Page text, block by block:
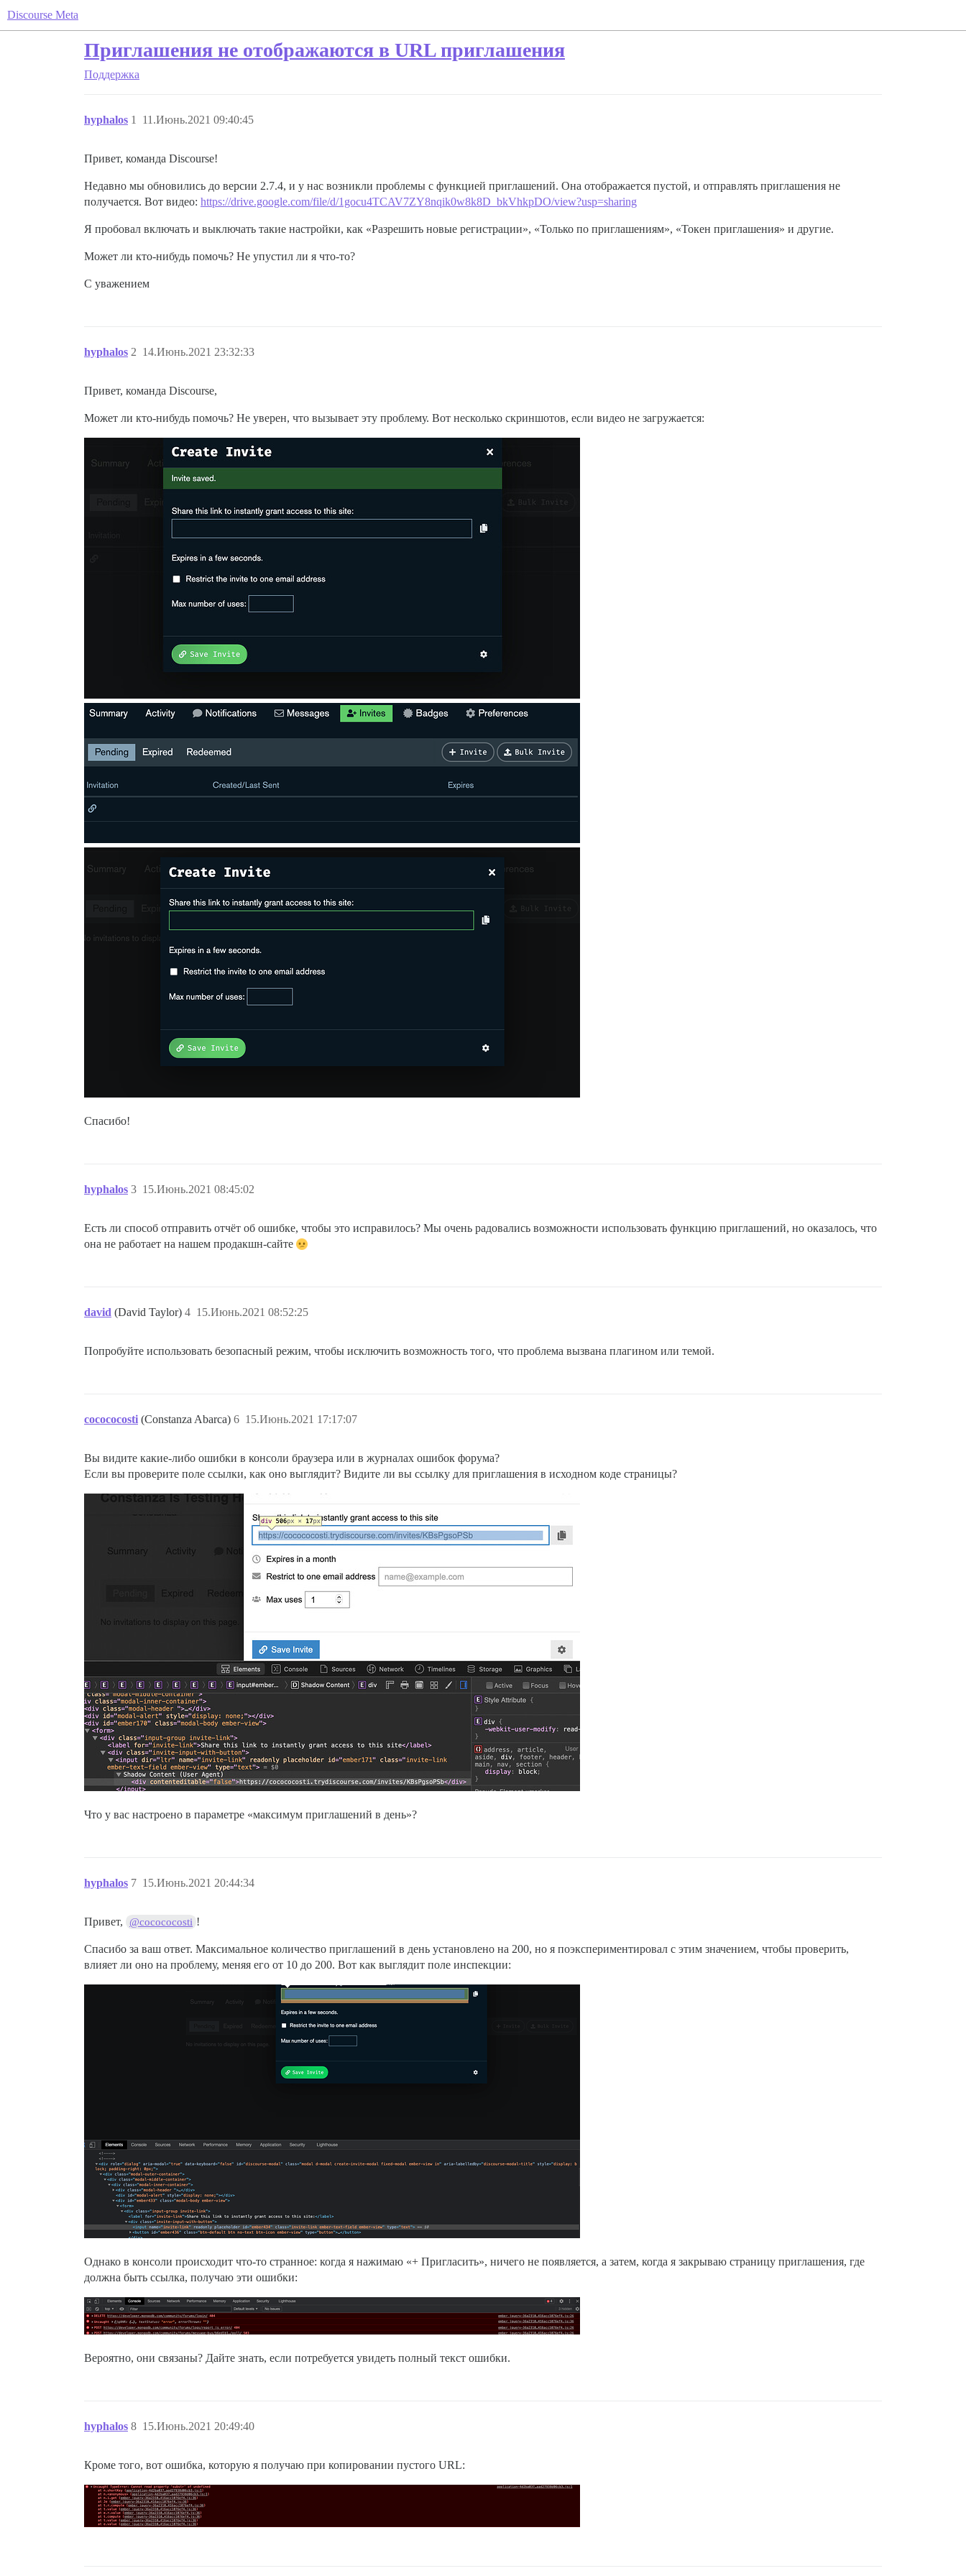
Discourse Meta
Приглашения не отображаются в URL приглашения
Поддержка
hyphalos 11.Июнь.2021 09:40:45
1
Привет, команда Discourse!
Недавно мы обновились до версии 2.7.4, и у нас возникли проблемы с функцией приглашений. Она отображается пустой, и отправлять приглашения не
получается. Вот видео: https://drive.google.com/file/d/1gocu4TCAV7ZY8nqik0w8k8D_bkVhkpDO/view?usp=sharing
Я пробовал включать и выключать такие настройки, как «Разрешить новые регистрации», «Только по приглашениям», «Токен приглашения» и другие.
Может ли кто-нибудь помочь? Не упустил ли я что-то?
С уважением
hyphalos 14.Июнь.2021 23:32:33
2
Привет, команда Discourse,
Может ли кто-нибудь помочь? Не уверен, что вызывает эту проблему. Вот несколько скриншотов, если видео не загружается:
Спасибо!
hyphalos 15.Июнь.2021 08:45:02
3
Есть ли способ отправить отчёт об ошибке, чтобы это исправилось? Мы очень радовались возможности использовать функцию приглашений, но оказалось, что
она не работает на нашем продакшн-сайте
david (David Taylor) 15.Июнь.2021 08:52:25
4
Попробуйте использовать безопасный режим, чтобы исключить возможность того, что проблема вызвана плагином или темой.
cocococosti (Constanza Abarca) 15.Июнь.2021 17:17:07
6
Вы видите какие-либо ошибки в консоли браузера или в журналах ошибок форума?
Если вы проверите поле ссылки, как оно выглядит? Видите ли вы ссылку для приглашения в исходном коде страницы?
Что у вас настроено в параметре «максимум приглашений в день»?
hyphalos 15.Июнь.2021 20:44:34
7
Привет, @cocococosti !
Спасибо за ваш ответ. Максимальное количество приглашений в день установлено на 200, но я поэкспериментировал с этим значением, чтобы проверить,
влияет ли оно на проблему, меняя его от 10 до 200. Вот как выглядит поле инспекции:
Однако в консоли происходит что-то странное: когда я нажимаю «+ Пригласить», ничего не появляется, а затем, когда я закрываю страницу приглашения, где
должна быть ссылка, получаю эти ошибки:
Вероятно, они связаны? Дайте знать, если потребуется увидеть полный текст ошибки.
hyphalos 15.Июнь.2021 20:49:40
8
Кроме того, вот ошибка, которую я получаю при копировании пустого URL: